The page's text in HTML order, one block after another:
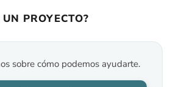
PROYECTO?
sobre cómo podemos ayudarte.